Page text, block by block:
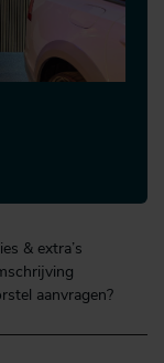
& extra’s
aanvragen?